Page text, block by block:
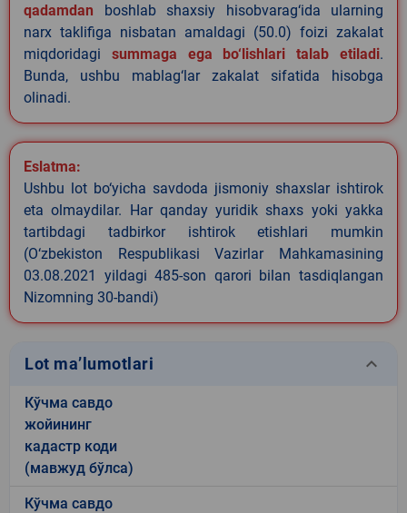
qadamdan boshlab shaxsiy hisobvarag‘ida ularning
narx taklifiga nisbatan amaldagi (50.0) foizi zakalat
miqdoridagi summaga ega bo‘lishlari talab etiladi.
Bunda, ushbu mablag‘lar zakalat sifatida hisobga
olinadi.
Eslatma:
Ushbu lot bo‘yicha savdoda jismoniy shaxslar ishtirok
eta olmaydilar. Har qanday yuridik shaxs yoki yakka
tartibdagi tadbirkor ishtirok etishlari mumkin
(O‘zbekiston Respublikasi Vazirlar Mahkamasining
03.08.2021 yildagi 485-son qarori bilan tasdiqlangan
Nizomning 30-bandi)
Lot ma’lumotlari keyboard_arrow_down
Кўчма савдо
жойининг
кадастр коди
(мавжуд бўлса)
Кўчма савдо